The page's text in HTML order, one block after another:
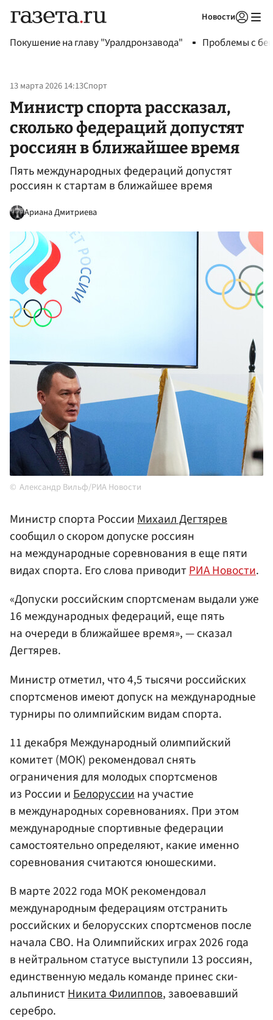
Новости
Покушение на главу "Уралдронзавода" Проблемы с
13 марта 2026 14:13Спорт
Министр спорта рассказал,
сколько федераций допустят
россиян в ближайшее время
Пять международных федераций допустят
россиян к стартам в ближайшее время
Ариана Дмитриева
Александр Вильф/РИА Новости
Министр спорта РоссииМихаил Дегтярев
сообщил о скором допуске россиян
на международные соревнования в еще пяти
видах спорта. Его слова приводитРИА Новости.
«Допуски российским спортсменам выдали уже
16 международных федераций, еще пять
на очереди в ближайшее время», — сказал
Дегтярев.
Министр отметил, что 4,5 тысячи российских
спортсменов имеют допуск на международные
турниры по олимпийским видам спорта.
11 декабря Международный олимпийский
комитет (МОК) рекомендовал снять
ограничения для молодых спортсменов
из России иБелоруссиина участие
в международных соревнованиях. При этом
международные спортивные федерации
самостоятельно определяют, какие именно
соревнования считаются юношескими.
В марте 2022 года МОК рекомендовал
международным федерациям отстранить
российских и белорусских спортсменов после
начала СВО. На Олимпийских играх 2026 года
в нейтральном статусе выступили 13 россиян,
единственную медаль команде принес ски-
альпинистНикита Филиппов, завоевавший
серебро.